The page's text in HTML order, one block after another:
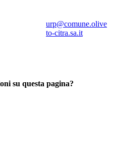
urp@comune.olive
to-citra.sa.it
su questa pagina?